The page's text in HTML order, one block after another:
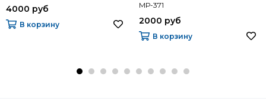
4000 руб
В корзину
МР-371
2000 руб
В корзину